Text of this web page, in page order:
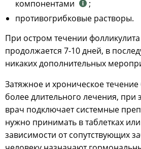
компонентами
;
противогрибковые растворы.
При остром течении
продолжается 7-10 дней, в
никаких дополнительных
Затяжное и хроническое течение
более длительного лечения, при
врач подключает системные
нужно принимать в таблетках
зависимости от сопутствующих